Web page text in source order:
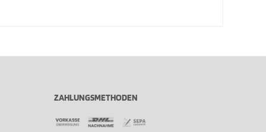
ZAHLUNGSMETHODEN